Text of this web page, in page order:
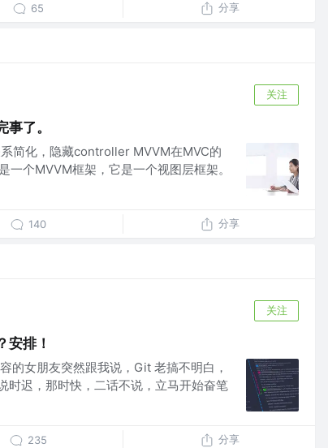
65 分享
关注
了。
简化，隐藏controller MVVM在MVC的
个MVVM框架，它是一个视图层框架。
140 分享
关注
安排！
的女朋友突然跟我说，Git 老搞不明白，
时迟，那时快，二话不说，立马开始奋笔
235 分享